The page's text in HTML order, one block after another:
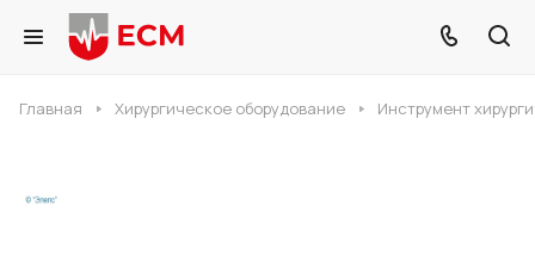
Главная Хирургическое оборудование Инструмент